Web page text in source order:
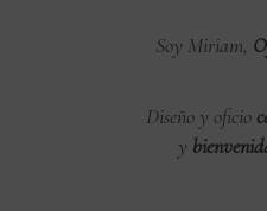
Soy Miriam,
Diseño y oficio
y